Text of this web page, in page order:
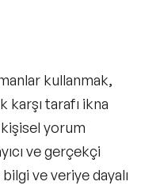
kullanmak,
karşı tarafı ikna
yorum
ve gerçekçi
ve veriye dayalı